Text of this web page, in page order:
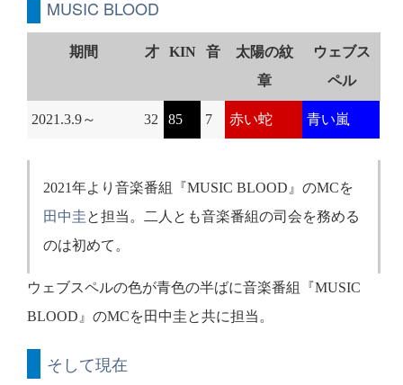
MUSIC BLOOD
期間 才 KIN 音
太陽の紋
章
ウェブス
ペル
2021.3.9～ 32 85 7 赤い蛇 青い嵐
2021年より音楽番組『MUSIC BLOOD』のMCを
田中圭と担当。二人とも音楽番組の司会を務める
のは初めて。
ウェブスペルの色が青色の半ばに音楽番組『MUSIC
BLOOD』のMCを田中圭と共に担当。
そして現在